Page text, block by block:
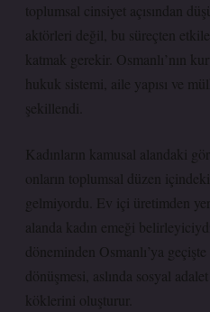
toplumsal cinsiyet açısından
aktörleri değil, bu süreçten
katmak gerekir. Osmanlı’nın
hukuk sistemi, aile yapısı ve
şekillendi.
Kadınların kamusal alandaki
onların toplumsal düzen
gelmiyordu. Ev içi üretimden
alanda kadın emeği
döneminden Osmanlı’ya
dönüşmesi, aslında sosyal
köklerini oluşturur.